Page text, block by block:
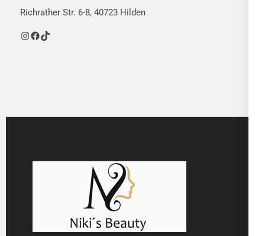
Richrather Str. 6-8, 40723 Hilden
Instagram
Facebook
TikTok